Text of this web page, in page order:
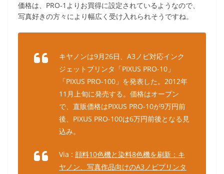
価格は、PRO-1よりお買得に設定されているようなので、
写真好きの方々により幅広く受け入れられそうですね。
キヤノンは9月26日、A3ノビ対応インク
ジェットプリンタ「PIXUS PRO-10」
「PIXUS PRO-100」を発表した。2012年
11月上旬に発売する。価格はオープン
で、直販価格はPIXUS PRO-10が9万円前
後、PIXUS PRO-100は6万円前後となる見
込み。
Via : 顔料10色機と染料8色機を刷新：キ
ヤノン、写真作品向けのA3ノビプリンタ